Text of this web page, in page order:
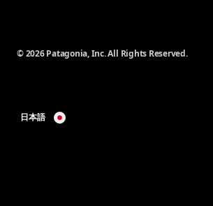
© 2026 Patagonia, Inc. All Rights Reserved.
日本語